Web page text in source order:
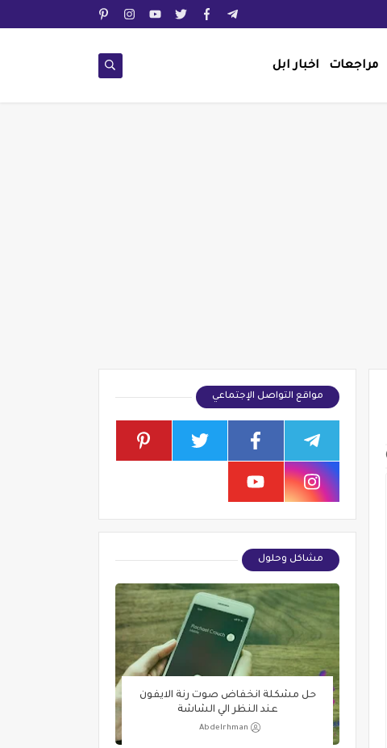
مراجعات اخبار ابل
مواقع التواصل الإجتماعي
مشاكل وحلول
حل مشكلة انخفاض صوت رنة الايفون
عند النظر الي الشاشة
Abdelrhman